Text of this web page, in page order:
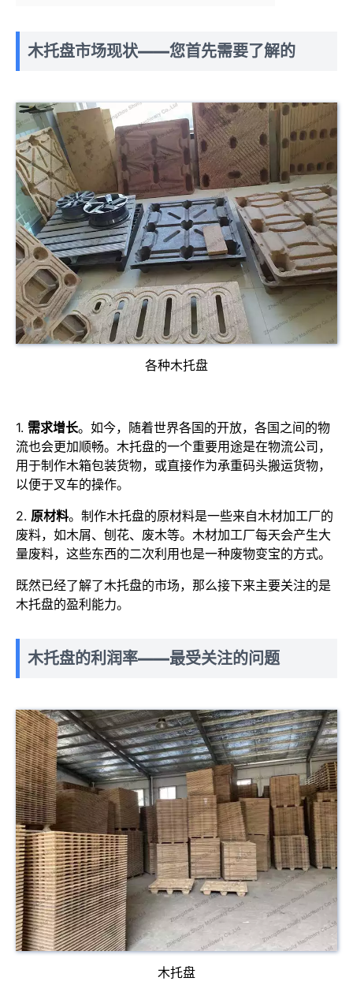
木托盘市场现状——您首先需要了解的
各种木托盘
1. 需求增长。如今，随着世界各国的开放，各国之间的物
流也会更加顺畅。木托盘的一个重要用途是在物流公司，
用于制作木箱包装货物，或直接作为承重码头搬运货物，
以便于叉车的操作。
2. 原材料。制作木托盘的原材料是一些来自木材加工厂的
废料，如木屑、刨花、废木等。木材加工厂每天会产生大
量废料，这些东西的二次利用也是一种废物变宝的方式。
既然已经了解了木托盘的市场，那么接下来主要关注的是
木托盘的盈利能力。
木托盘的利润率——最受关注的问题
木托盘